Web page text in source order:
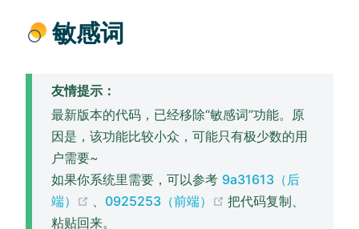
敏感词
友情提示：
最新版本的代码，已经移除“敏感词”功能。原
因是，该功能比较小众，可能只有极少数的用
户需要~
如果你系统里需要，可以参考 9a31613（后
端）
(opens new window)
、 0925253（前端） (opens new window)
把代码复制、
粘贴回来。